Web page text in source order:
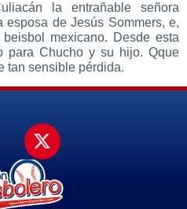
la entrañable señora
esposa de Jesús Sommers, e,
mexicano. Desde esta
para Chucho y su hijo. Qque
tan sensible pérdida.